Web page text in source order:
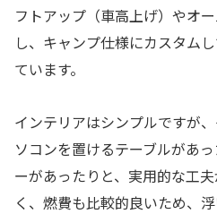
フトアップ（車高上げ）やオ
し、キャンプ仕様にカスタム
ています。
インテリアはシンプルですが
ソコンを置けるテーブルがあ
ーがあったりと、実用的な工
く、燃費も比較的良いため、